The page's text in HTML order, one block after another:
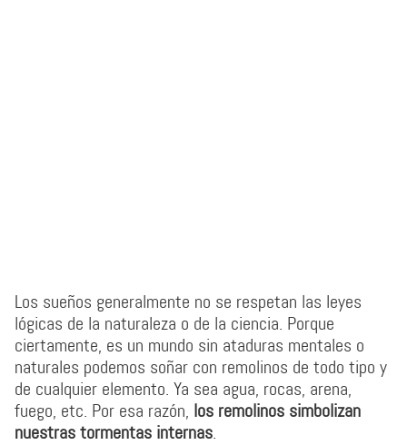
Los sueños generalmente no se respetan las leyes
lógicas de la naturaleza o de la ciencia. Porque
ciertamente, es un mundo sin ataduras mentales o
naturales podemos soñar con remolinos de todo tipo y
de cualquier elemento. Ya sea agua, rocas, arena,
fuego, etc. Por esa razón, los remolinos simbolizan
nuestras tormentas internas.